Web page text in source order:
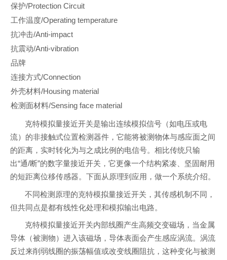
保护/Protection Circuit
工作温度/Operating temperature
抗冲击/Anti-impact
抗震动/Anti-vibration
品牌
连接方式/Connection
外壳材料/Housing material
检测面材料/Sensing face material
克特模拟量接近开关是输出连续模拟信号（如电压或电
流）的非接触式位置检测器件，它能将被测物体与感应面之间
的距离，实时转化为与之成比例的电信号。相比传统只输
出“通/断”的数字量接近开关，它更像一个结构紧凑、坚固耐用
的短距离位移传感器。下面从原理到应用，做一个系统介绍。
不同检测原理的克特模拟量接近开关，其传感机制不同，
但共同点是都有线性化处理和模拟输出电路。
克特模拟量接近开关内部线圈产生高频交变磁场，当金属
导体（被测物）进入该磁场，导体表面会产生感应涡流。涡流
反过来削弱线圈的振荡幅值或改变线圈阻抗，这种变化与被测